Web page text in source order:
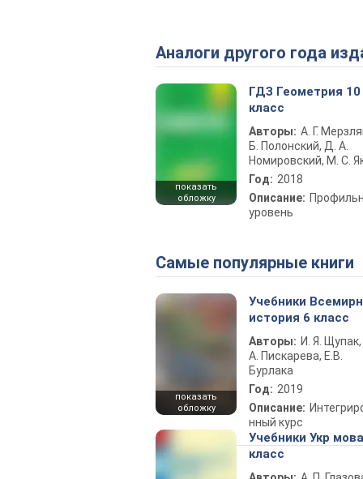
Аналоги другого года
показать
обложку
ГДЗ Геометрия 10
класс
Авторы: А. Г.
Б. Полонский, Д. А.
Номировский, М. С.
Год: 2018
Описание:
уровень
Самые популярные книги
показать
обложку
Учебники
история 6 класс
Авторы: И. Я.
А. Пискарева, Е.В.
Бурлака
Год: 2019
Описание:
нный курс
Учебники Укр
класс